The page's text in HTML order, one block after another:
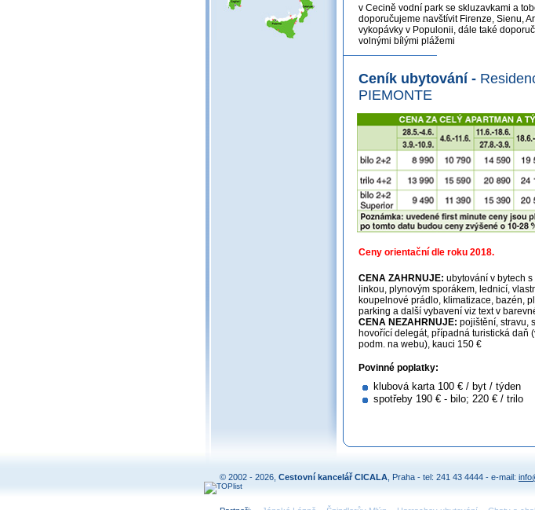
v Cecině vodní park se skluzavkami a
doporučujeme navštívit Firenze, Sienu,
vykopávky v Populonii, dále také
volnými bílými plážemi
Ceník ubytování -
PIEMONTE
Ceny orientační dle roku 2018.
CENA ZAHRNUJE: ubytování v bytech
linkou, plynovým sporákem, lednicí,
koupelnové prádlo, klimatizace, bazén,
parking a další vybavení viz text v
CENA NEZAHRNUJE: pojištění, stravu,
hovořící delegát, případná turistická daň
podm. na webu), kauci 150 €
Povinné poplatky:
klubová karta 100 € / byt / týden
spotřeby 190 € - bilo; 220 € / trilo
© 2002 - 2026, Cestovní kancelář CICALA , Praha - tel: 241 43 4444 - e-mail: